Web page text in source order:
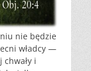
nie będzie
władcy —
chwały i